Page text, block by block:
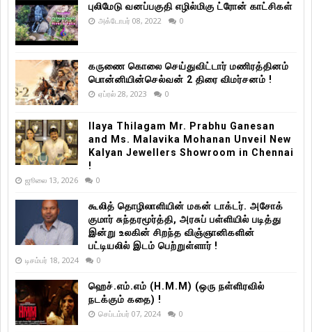
புலிமேடு வனப்பகுதி எழில்மிகு ட்ரோன் காட்சிகள்
அக்டோபர் 08, 2022 0
கருணை கொலை செய்துவிட்டார் மணிரத்தினம்
பொன்னியின்செல்வன் 2 திரை விமர்சனம் !
ஏப்ரல் 28, 2023 0
Ilaya Thilagam Mr. Prabhu Ganesan
and Ms. Malavika Mohanan Unveil New
Kalyan Jewellers Showroom in Chennai
!
ஜூலை 13, 2026 0
கூலித் தொழிலாளியின் மகன் டாக்டர். அசோக்
குமார் சுந்தரமூர்த்தி, அரசுப் பள்ளியில் படித்து
இன்று உலகின் சிறந்த விஞ்ஞானிகளின்
பட்டியலில் இடம் பெற்றுள்ளார் !
டிசம்பர் 18, 2024 0
ஹெச்.எம்.எம் (H.M.M) (ஒரு நள்ளிரவில்
நடக்கும் கதை) !
செப்டம்பர் 07, 2024 0